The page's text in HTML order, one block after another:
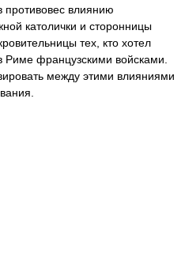
противовес влиянию
католички и сторонницы
тех, кто хотел
Риме французскими войсками.
между этими влияниями